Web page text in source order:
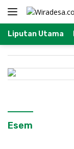
Langsung
Liputan Utama
Esem